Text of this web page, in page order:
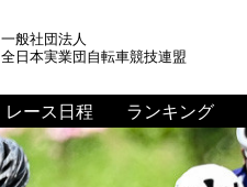
一般社団法人
全日本実業団自転車競技連盟
レース日程 ランキング